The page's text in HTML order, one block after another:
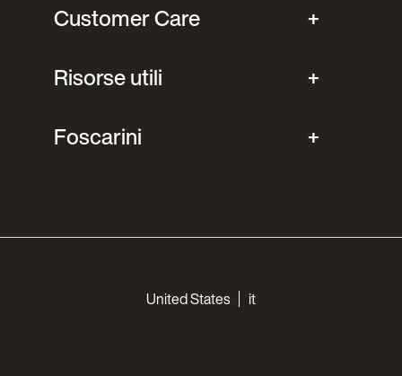
Customer Care
Risorse utili
Foscarini
United States it